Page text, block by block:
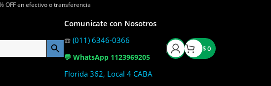
OFF en efectivo o transferencia
Comunicate con Nosotros
☎️ (011) 6346-0366
💬 WhatsApp 1123969205
Florida 362, Local 4 CABA
$0